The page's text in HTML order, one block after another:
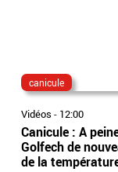
canicule
Vidéos - 12:00
Canicule : A
Golfech de
de la